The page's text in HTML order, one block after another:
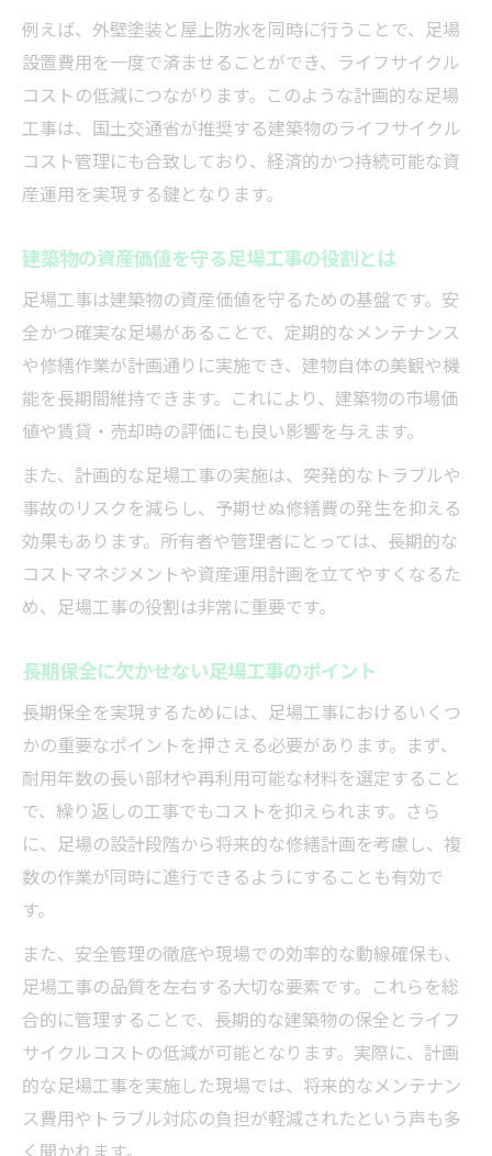
左右する理由
建築物の総コスト低減に貢献する足場工事
の手法
ライフサイクルコスト算出に役立つ足場工
事の実例
足場工事の選定がもたらす維持費用への影
足場工事費用の見直しでコスト競争力を高
める
修繕周期を見据えた足場工事の最適化手法
修繕周期を考慮した足場工事の最適な組み
方
足場工事の計画が修繕コスト削減に直結す
る理由
長期修繕計画と足場工事の連携でコスト最
適化
足場工事で修繕周期の延長を実現するポイ
ント
複数工事同時進行なら足場工事の効率が向上
足場工事を活用した複数工事同時進行のメ
リット
る方法
足場工事の効率化がもたらす総工費の削減
イント
足場工事と関連工事の連携で成果を最大化
例えば、外壁塗装と屋上防水を同時に行うことで、足場
設置費用を一度で済ませることができ、ライフサイクル
コストの低減につながります。このような計画的な足場
工事は、国土交通省が推奨する建築物のライフサイクル
コスト管理にも合致しており、経済的かつ持続可能な資
産運用を実現する鍵となります。
建築物の資産価値を守る足場工事の役割とは
足場工事は建築物の資産価値を守るための基盤です。安
全かつ確実な足場があることで、定期的なメンテナンス
や修繕作業が計画通りに実施でき、建物自体の美観や機
能を長期間維持できます。これにより、建築物の市場価
値や賃貸・売却時の評価にも良い影響を与えます。
また、計画的な足場工事の実施は、突発的なトラブルや
事故のリスクを減らし、予期せぬ修繕費の発生を抑える
効果もあります。所有者や管理者にとっては、長期的な
コストマネジメントや資産運用計画を立てやすくなるた
め、足場工事の役割は非常に重要です。
長期保全に欠かせない足場工事のポイント
長期保全を実現するためには、足場工事におけるいくつ
かの重要なポイントを押さえる必要があります。まず、
耐用年数の長い部材や再利用可能な材料を選定すること
で、繰り返しの工事でもコストを抑えられます。さら
に、足場の設計段階から将来的な修繕計画を考慮し、複
数の作業が同時に進行できるようにすることも有効で
す。
また、安全管理の徹底や現場での効率的な動線確保も、
足場工事の品質を左右する大切な要素です。これらを総
合的に管理することで、長期的な建築物の保全とライフ
サイクルコストの低減が可能となります。実際に、計画
的な足場工事を実施した現場では、将来的なメンテナン
ス費用やトラブル対応の負担が軽減されたという声も多